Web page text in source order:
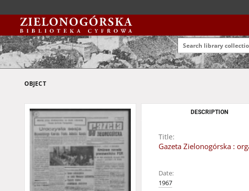
OBJECT
DESCRIPTION
Title:
Gazeta Zielonogórska :
Date:
1967